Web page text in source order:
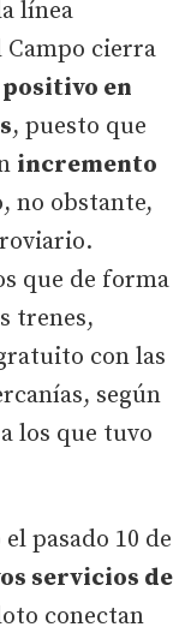
línea
Campo cierra
en
, puesto que
incremento
no obstante,
que de forma
trenes,
con las
según
los que tuvo
pasado 10 de
servicios de
conectan